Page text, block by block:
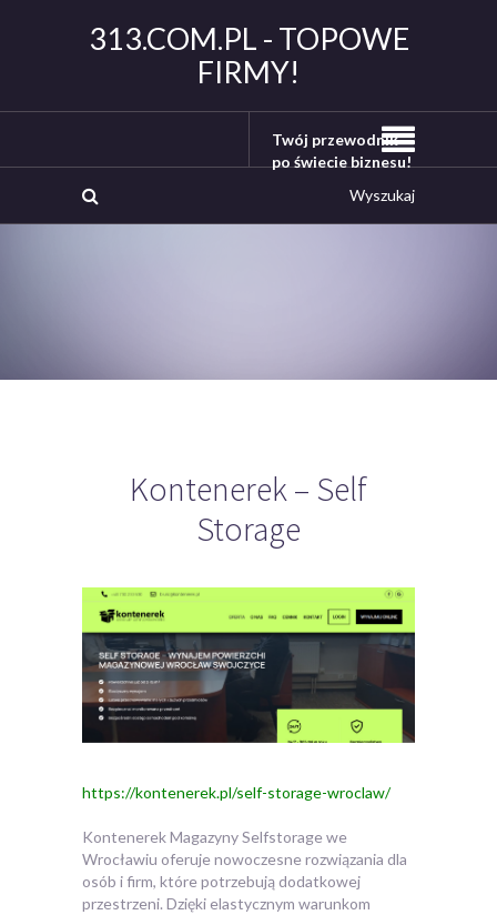
313.COM.PL - TOPOWE
FIRMY!
Twój przewodnik
po świecie biznesu!
Kontenerek – Self
Storage
https://kontenerek.pl/self-storage-wroclaw/
Kontenerek Magazyny Selfstorage we
Wrocławiu oferuje nowoczesne rozwiązania dla
osób i firm, które potrzebują dodatkowej
przestrzeni. Dzięki elastycznym warunkom